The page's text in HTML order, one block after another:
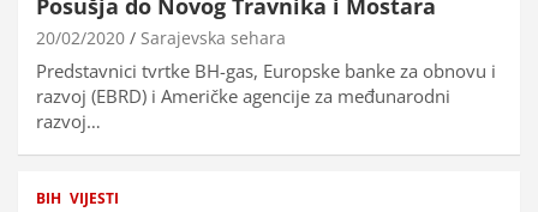
Posušja do Novog Travnika i Mostara
20/02/2020 Sarajevska sehara
Predstavnici tvrtke BH-gas, Europske banke za obnovu i
razvoj (EBRD) i Američke agencije za međunarodni
razvoj…
BIH VIJESTI